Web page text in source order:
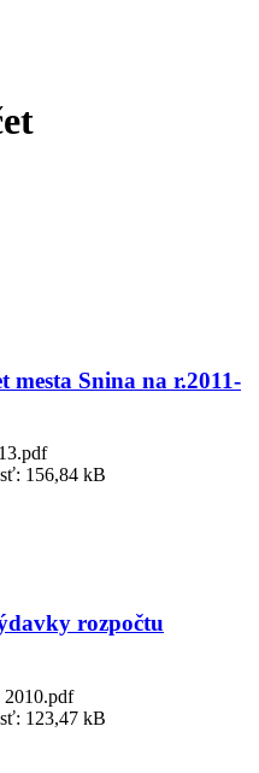
mesta Snina na r.2011-
156,84 kB
rozpočtu
123,47 kB